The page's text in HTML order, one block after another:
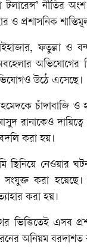
নীতির
ও প্রশাসনিক
ফতুল্লা ও
অভিযোগের
উঠে এসেছে।
চাঁদাবাজি ও
রানাকেও
করা হয়।
নেওয়ার
করা হয়েছে।
করা হয়।
ভিত্তিতেই এসব
অনিয়ম বরদাশত